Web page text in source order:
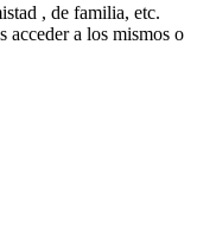
, de familia, etc.
a los mismos o